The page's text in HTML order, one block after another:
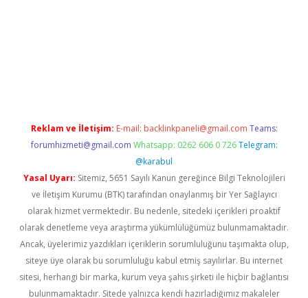
Reklam ve İletişim: E-mail: backlinkpaneli@gmail.com Teams:
forumhizmeti@gmail.com Whatsapp: 0262 606 0 726 Telegram:
@karabul
Yasal Uyarı: Sitemiz, 5651 Sayılı Kanun gereğince Bilgi Teknolojileri
ve İletişim Kurumu (BTK) tarafından onaylanmış bir Yer Sağlayıcı
olarak hizmet vermektedir. Bu nedenle, sitedeki içerikleri proaktif
olarak denetleme veya araştırma yükümlülüğümüz bulunmamaktadır.
Ancak, üyelerimiz yazdıkları içeriklerin sorumluluğunu taşımakta olup,
siteye üye olarak bu sorumluluğu kabul etmiş sayılırlar. Bu internet
sitesi, herhangi bir marka, kurum veya şahıs şirketi ile hiçbir bağlantısı
bulunmamaktadır. Sitede yalnızca kendi hazırladığımız makaleler